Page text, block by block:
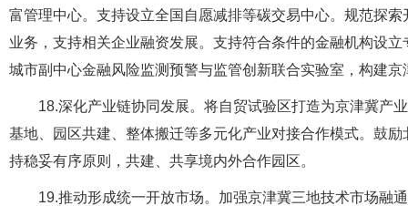
富管理中心。支持设立全国自愿减排等碳交易中心。规范探
业务，支持相关企业融资发展。支持符合条件的金融机构设
城市副中心金融风险监测预警与监管创新联合实验室，构建
18.深化产业链协同发展。将自贸试验区打造为京津冀
基地、园区共建、整体搬迁等多元化产业对接合作模式。鼓
持稳妥有序原则，共建、共享境内外合作园区。
19.推动形成统一开放市场。加强京津冀三地技术市场融